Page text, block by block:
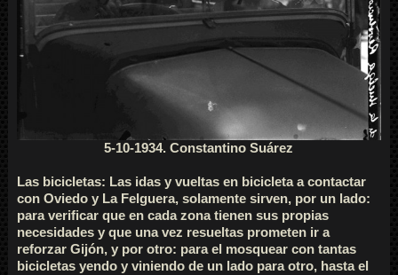
5-10-1934. Constantino Suárez
Las bicicletas: Las idas y vueltas en bicicleta a contactar
con Oviedo y La Felguera, solamente sirven, por un lado:
para verificar que en cada zona tienen sus propias
necesidades y que una vez resueltas prometen ir a
reforzar Gijón, y por otro: para el mosquear con tantas
bicicletas yendo y viniendo de un lado para otro, hasta el